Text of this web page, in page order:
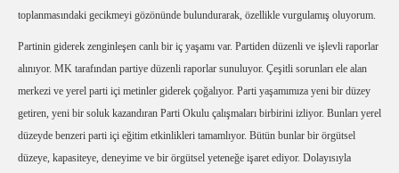
toplanmasındaki gecikmeyi gözönünde bulundurarak, özellikle vurgulamış oluyorum.
Partinin giderek zenginleşen canlı bir iç yaşamı var. Partiden düzenli ve işlevli raporlar
alınıyor. MK tarafından partiye düzenli raporlar sunuluyor. Çeşitli sorunları ele alan
merkezi ve yerel parti içi metinler giderek çoğalıyor. Parti yaşamımıza yeni bir düzey
getiren, yeni bir soluk kazandıran Parti Okulu çalışmaları birbirini izliyor. Bunları yerel
düzeyde benzeri parti içi eğitim etkinlikleri tamamlıyor. Bütün bunlar bir örgütsel
düzeye, kapasiteye, deneyime ve bir örgütsel yeteneğe işaret ediyor. Dolayısıyla